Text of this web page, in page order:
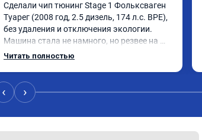
Сделали чип тюнинг Stage 1 Фольксваген
Туарег (2008 год, 2.5 дизель, 174 л.с. BPE),
без удаления и отключения экологии.
Машина стала не намного, но резвее на
низких оборотах и на скорости после 100
акселератора сократился.
Расход топлива не увеличился.
Читать полностью
‹ ›